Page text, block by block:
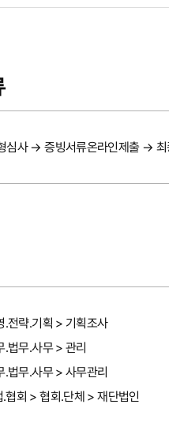
심사 → 증빙서류온라인제출 →
.전략.기획 > 기획조사
.법무.사무 > 관리
.법무.사무 > 사무관리
협회 > 협회.단체 > 재단법인